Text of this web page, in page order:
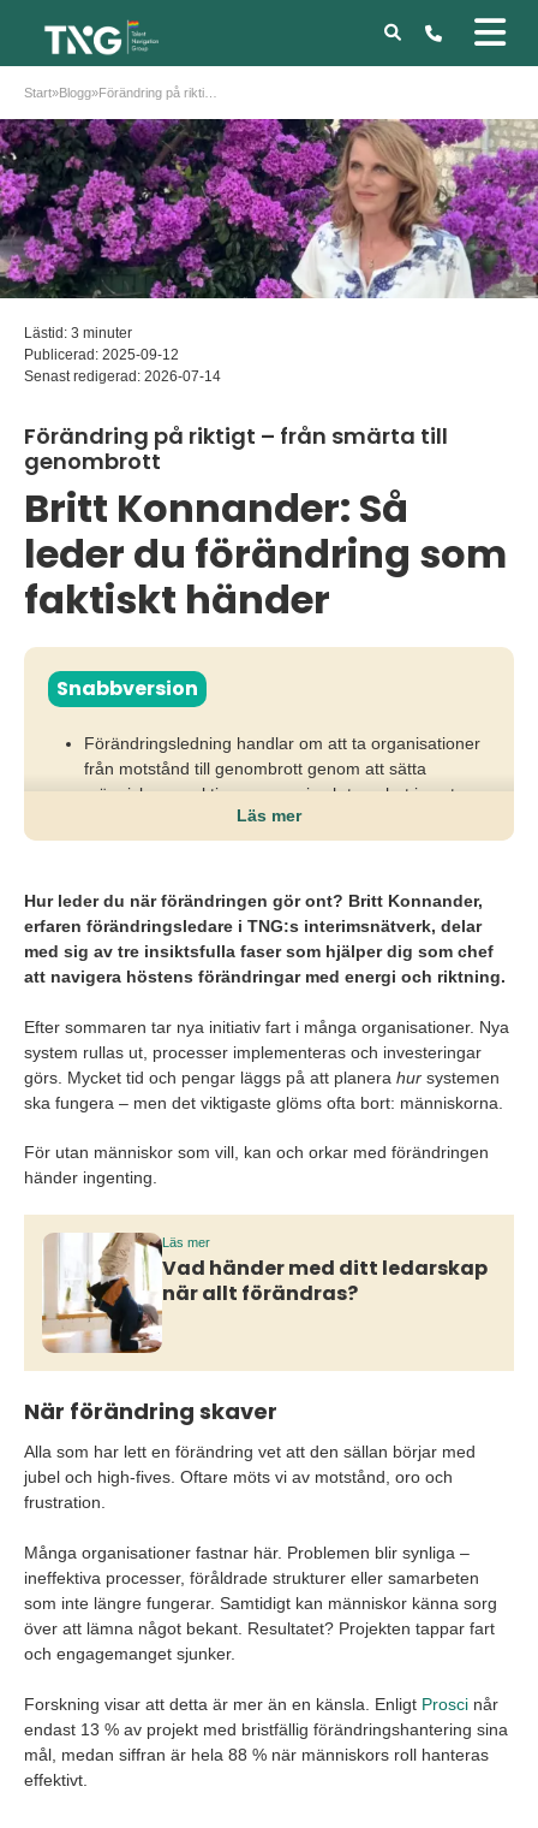
Start»Blogg»
Lästid: 3 minuter
Publicerad: 2025-09-12
Senast redigerad: 2026-07-14
Förändring på riktigt – från smärta till
genombrott
Britt Konnander: Så
leder du förändring som
faktiskt händer
Snabbversion
Förändringsledning handlar om att ta organisationer
från motstånd till genombrott genom att sätta
människors reaktioner, energi och trygghet i centrum.
När ledare ignorerar smärtan i förändring fastnar
Chefer behöver erkänna motstånd, bygga tydliga
ramar som skapar trygghet och sedan frigöra energi
så att teamen själva kan driva förändringen framåt.
Läs mer
Hur leder du när förändringen gör ont? Britt Konnander,
erfaren förändringsledare i TNG:s interimsnätverk, delar
med sig av tre insiktsfulla faser som hjälper dig som chef
att navigera höstens förändringar med energi och riktning.
Efter sommaren tar nya initiativ fart i många organisationer. Nya
system rullas ut, processer implementeras och investeringar
görs. Mycket tid och pengar läggs på att planera hur systemen
ska fungera – men det viktigaste glöms ofta bort: människorna.
För utan människor som vill, kan och orkar med förändringen
händer ingenting.
Läs mer
Vad händer med ditt ledarskap
när allt förändras?
När förändring skaver
Alla som har lett en förändring vet att den sällan börjar med
jubel och high-fives. Oftare möts vi av motstånd, oro och
frustration.
Många organisationer fastnar här. Problemen blir synliga –
ineffektiva processer, föråldrade strukturer eller samarbeten
som inte längre fungerar. Samtidigt kan människor känna sorg
över att lämna något bekant. Resultatet? Projekten tappar fart
och engagemanget sjunker.
Forskning visar att detta är mer än en känsla. Enligt Prosci når
endast 13 % av projekt med bristfällig förändringshantering sina
mål, medan siffran är hela 88 % när människors roll hanteras
effektivt.